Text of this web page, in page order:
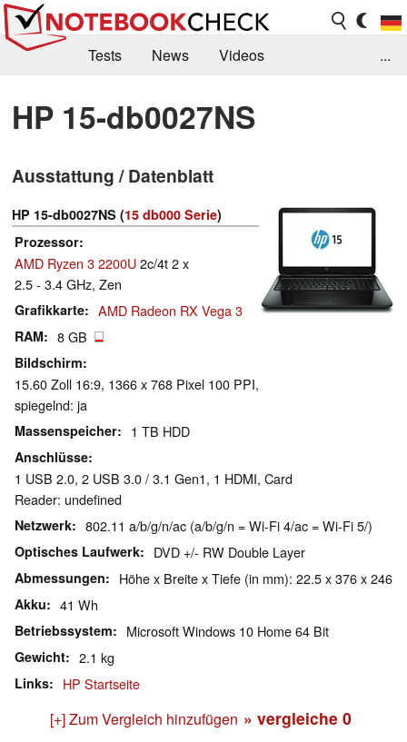
Tests News
Videos
Kaufberatung
Deals Suche
Forum
...
HP 15-db0027NS
Ausstattung / Datenblatt
HP 15-db0027NS (15 db000 Serie)
Prozessor
AMD Ryzen 3 2200U2c/4t 2 x
2.5 - 3.4 GHz, Zen
Grafikkarte AMD Radeon RX Vega 3
RAM 8 GB
Bildschirm
15.60 Zoll 16:9, 1366 x 768 Pixel 100 PPI,
spiegelnd: ja
Massenspeicher 1 TB HDD
Anschlüsse
1 USB 2.0, 2 USB 3.0 / 3.1 Gen1, 1 HDMI, Card
Reader: undefined
Netzwerk 802.11 a/b/g/n/ac (a/b/g/n = Wi-Fi 4/ac = Wi-Fi 5/)
Optisches Laufwerk DVD +/- RW Double Layer
Abmessungen Höhe x Breite x Tiefe (in mm): 22.5 x 376 x 246
Akku 41 Wh
Betriebssystem Microsoft Windows 10 Home 64 Bit
Gewicht 2.1 kg
Links HP Startseite
[+] Zum Vergleich hinzufügen » vergleiche 0